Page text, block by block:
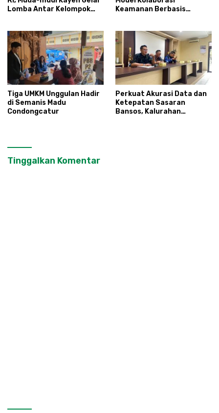
Lomba Antar Kelompok
Keamanan Berbasis
Tiga UMKM Unggulan Hadir
di Semanis Madu
Condongcatur
Perkuat Akurasi Data dan
Ketepatan Sasaran
Bansos, Kalurahan
Tinggalkan Komentar